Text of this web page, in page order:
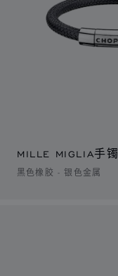
MILLE MIGLIA手镯
黑色橡胶 - 银色金属